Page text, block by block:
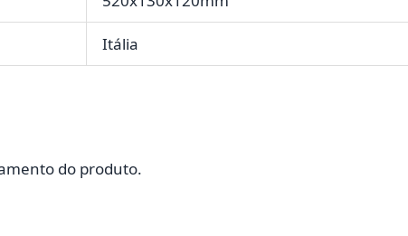
Itália
do produto.